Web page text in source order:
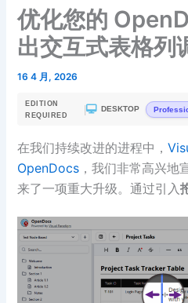
优化您的
出交互式表格列
16 4 月, 2026
EDITION
REQUIRED
DESKTOP
在我们持续改进的进程中，
OpenDocs ，我们非常高兴地
来了一项重大升级。通过引入